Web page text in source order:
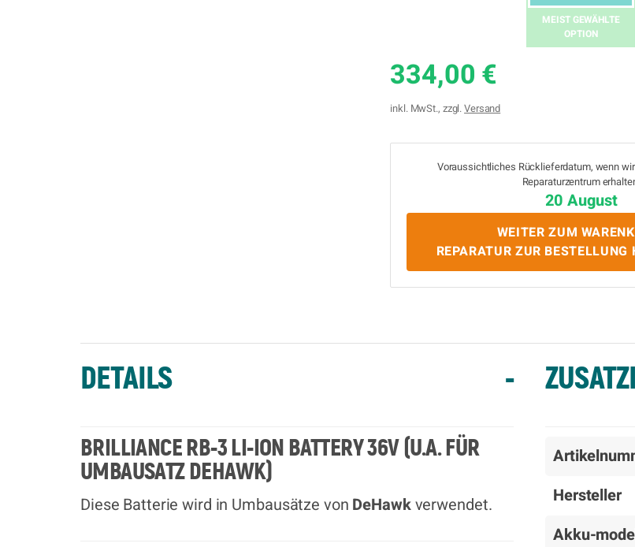
MEIST GEWÄHLTE
OPTION
334,00 €
inkl. MwSt., zzgl.Versand
Voraussichtliches Rücklieferdatum, wenn
Reparaturzentrum
20 August
WEITER ZUM
REPARATUR ZUR BESTELLUNG
DETAILS -
BRILLIANCE RB-3 LI-ION BATTERY 36V (U.A. FÜR
UMBAUSATZ DEHAWK)
Diese Batterie wird in Umbausätze von DeHawkverwendet.
Hersteller
Akku-